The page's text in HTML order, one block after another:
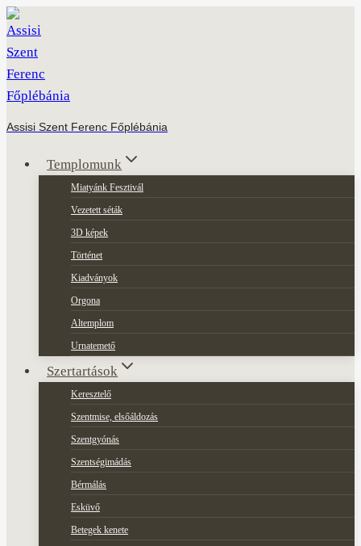
Skip
to
content
Assisi Szent Ferenc Főplébánia
Templomunk
Miatyánk Fesztivál
Vezetett séták
3D képek
Történet
Kiadványok
Orgona
Altemplom
Urnatemető
Szertartások
Keresztelő
Szentmise, elsőáldozás
Szentgyónás
Szentségimádás
Bérmálás
Esküvő
Betegek kenete